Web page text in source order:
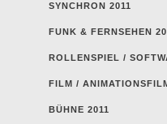
SYNCHRON 2011
FUNK & FERNSEHEN
ROLLENSPIEL /
FILM /
BÜHNE 2011